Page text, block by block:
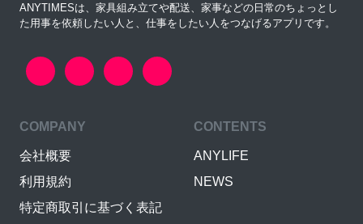
ANYTIMESは、家具組み立てや配送、家事などの日常のちょっとし
た用事を依頼したい人と、仕事をしたい人をつなげるアプリです。
COMPANY
会社概要
利用規約
特定商取引に基づく表記
CONTENTS
ANYLIFE
NEWS